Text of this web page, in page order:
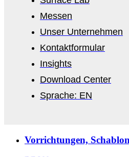
Messen
Unser Unternehmen
Kontaktformular
Insights
Download Center
Sprache: EN
Vorrichtungen,